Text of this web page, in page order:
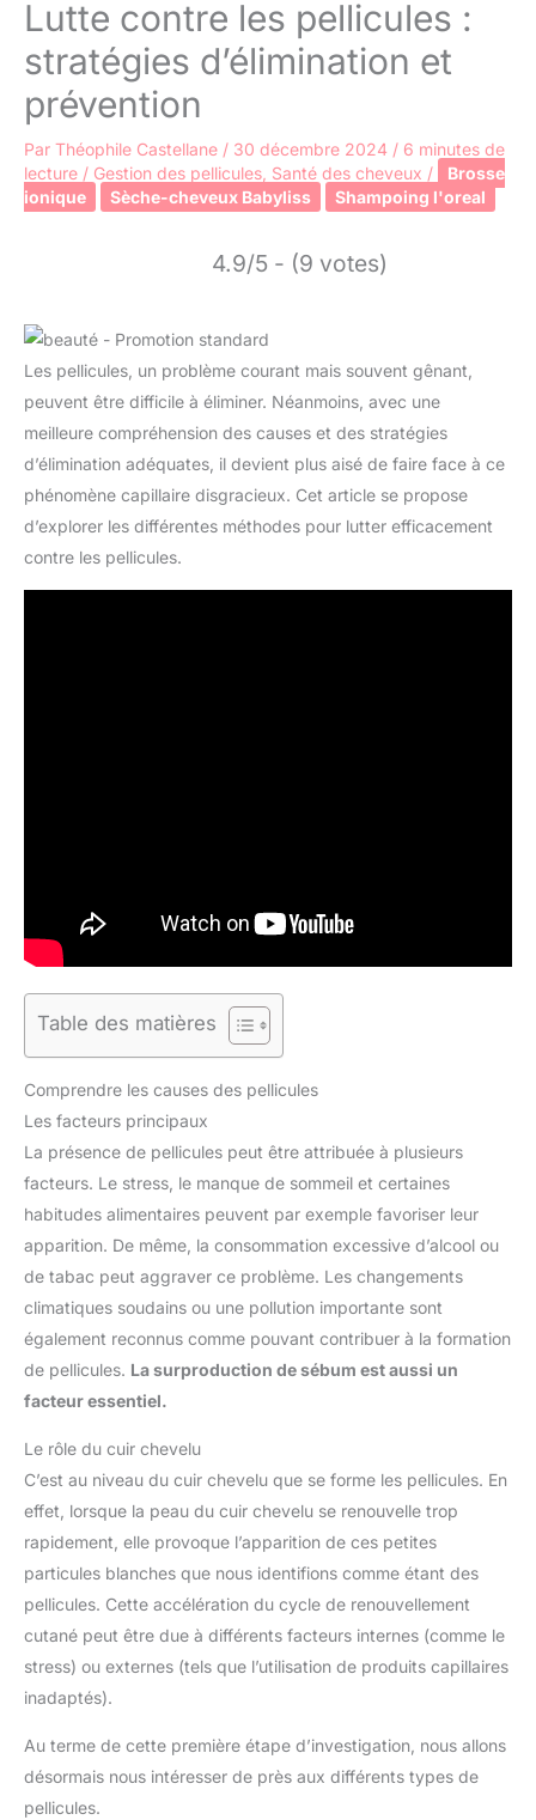
Lutte contre les pellicules :
stratégies d’élimination et
prévention
Par Théophile Castellane / 30 décembre 2024 / 6 minutes de
lecture / Gestion des pellicules Santé des cheveux /
Brosse
ionique
Sèche-cheveux Babyliss Shampoing l'oreal
4.9/5 - (9 votes)
Les pellicules, un problème courant mais souvent gênant,
peuvent être difficile à éliminer. Néanmoins, avec une
meilleure compréhension des causes et des stratégies
d’élimination adéquates, il devient plus aisé de faire face à ce
phénomène capillaire disgracieux. Cet article se propose
d’explorer les différentes méthodes pour lutter efficacement
contre les pellicules.
Table des matières
Comprendre les causes des pellicules
Les facteurs principaux
La présence de pellicules peut être attribuée à plusieurs
facteurs. Le stress, le manque de sommeil et certaines
habitudes alimentaires peuvent par exemple favoriser leur
apparition. De même, la consommation excessive d’alcool ou
de tabac peut aggraver ce problème. Les changements
climatiques soudains ou une pollution importante sont
également reconnus comme pouvant contribuer à la formation
de pellicules. La surproduction de sébum est aussi un
facteur essentiel.
Le rôle du cuir chevelu
C’est au niveau du cuir chevelu que se forme les pellicules. En
effet, lorsque la peau du cuir chevelu se renouvelle trop
rapidement, elle provoque l’apparition de ces petites
particules blanches que nous identifions comme étant des
pellicules. Cette accélération du cycle de renouvellement
cutané peut être due à différents facteurs internes (comme le
stress) ou externes (tels que l’utilisation de produits capillaires
inadaptés).
Au terme de cette première étape d’investigation, nous allons
désormais nous intéresser de près aux différents types de
pellicules.